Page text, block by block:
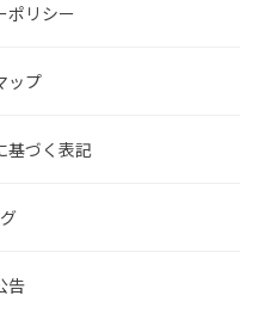
ポリシー
ップ
基づく表記
告